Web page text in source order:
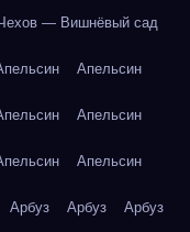
— Вишнёвый сад
Апельсин
Апельсин
Апельсин
Арбуз Арбуз Арбуз